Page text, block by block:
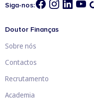
Siga-nos:
Doutor Finanças
Sobre nós
Contactos
Recrutamento
Academia